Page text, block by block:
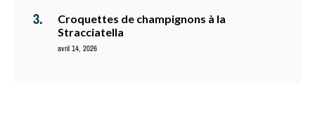
Croquettes de champignons à la
Stracciatella
avril 14, 2026